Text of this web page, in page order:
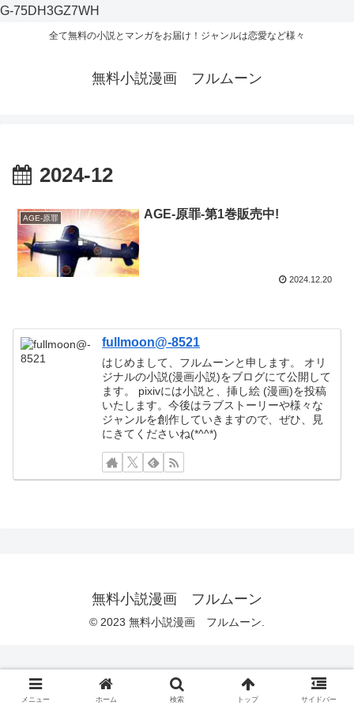
G-75DH3GZ7WH
全て無料の小説とマンガをお届け！ジャンルは恋愛など様々
無料小説漫画 フルムーン
2024-12
AGE-原罪 AGE-原罪-第1巻販売中!
2024.12.20
fullmoon@-8521
はじめまして、フルムーンと申します。 オリ
ジナルの小説(漫画小説)をブログにて公開して
ます。 pixivには小説と、挿し絵 (漫画)を投稿
いたします。今後はラブストーリーや様々な
ジャンルを創作していきますので、ぜひ、見
にきてくださいね(*^^*)
無料小説漫画 フルムーン
© 2023 無料小説漫画 フルムーン.
メニュー ホーム 検索 トップ サイドバー